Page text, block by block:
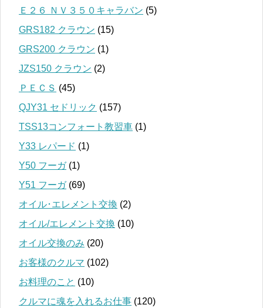
Ｅ２６ ＮＶ３５０キャラバン (5)
GRS182 クラウン (15)
GRS200 クラウン (1)
JZS150 クラウン (2)
ＰＥＣＳ (45)
QJY31 セドリック (157)
TSS13コンフォート教習車 (1)
Y33 レパード (1)
Y50 フーガ(1)
Y51 フーガ(69)
オイル･エレメント交換 (2)
オイル/エレメント交換 (10)
オイル交換のみ (20)
お客様のクルマ (102)
お料理のこと (10)
クルマに魂を入れるお仕事 (120)